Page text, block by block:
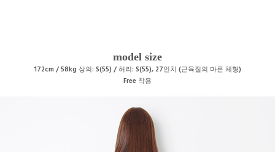
model size
172cm / 58kg 상의: S(55) / 허리: S(55), 27인치 (근육질의 마른 체형)
Free 착용